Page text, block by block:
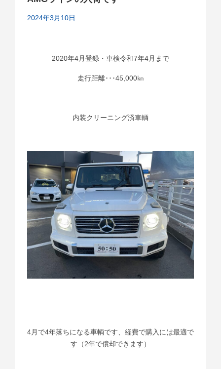
2024年3月10日
2020年4月登録・車検令和7年4月まで
走行距離･･･45,000㎞
内装クリーニング済車輌
4月で4年落ちになる車輌です、経費で購入には最適で
す（2年で償却できます）